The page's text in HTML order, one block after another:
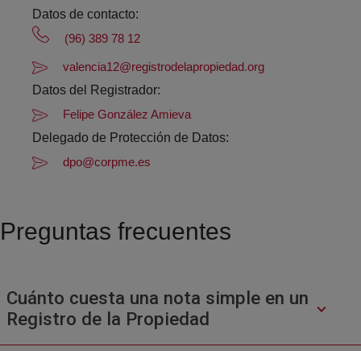
Datos de contacto:
(96) 389 78 12
valencia12@registrodelapropiedad.org
Datos del Registrador:
Felipe González Amieva
Delegado de Protección de Datos:
dpo@corpme.es
Preguntas frecuentes
Cuánto cuesta una nota simple en un
Registro de la Propiedad